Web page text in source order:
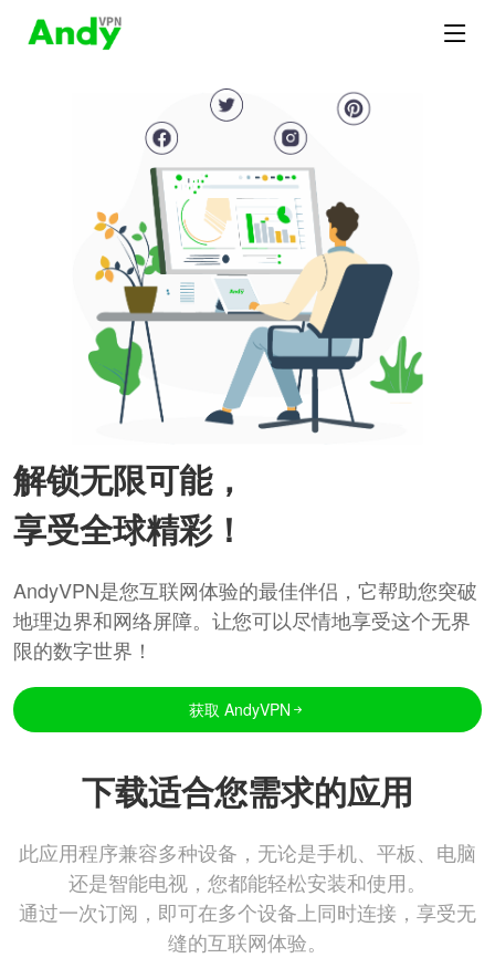
解锁无限可能，
享受全球精彩！
AndyVPN是您互联网体验的最佳伴侣，它帮助您突破
地理边界和网络屏障。让您可以尽情地享受这个无界
限的数字世界！
获取 AndyVPN
下载适合您需求的应用
此应用程序兼容多种设备，无论是手机、平板、电脑
还是智能电视，您都能轻松安装和使用。
通过一次订阅，即可在多个设备上同时连接，享受无
缝的互联网体验。